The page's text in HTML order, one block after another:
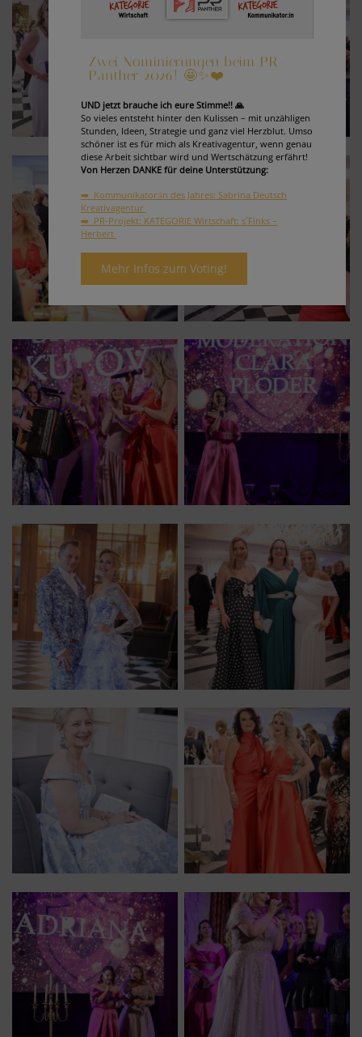
Zwei Nominierungen beim PR-
Panther 2026! 🤩✨❤️
UND jetzt brauche ich eure Stimme!! 🙏
So vieles entsteht hinter den Kulissen – mit unzähligen
Stunden, Ideen, Strategie und ganz viel Herzblut. Umso
schöner ist es für mich als Kreativagentur, wenn genau
diese Arbeit sichtbar wird und Wertschätzung erfährt!
Von Herzen DANKE für deine Unterstützung:
➡️ Kommunikator:in des Jahres: Sabrina Deutsch
Kreativagentur
➡️ PR-Projekt: KATEGORIE Wirtschaft: s´Finks –
Herbert
Mehr Infos zum Voting!